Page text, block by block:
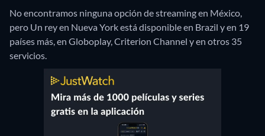
No encontramos ninguna opción de streaming en México,
pero Un rey en Nueva York está disponible en Brazil y en 19
países más, en Globoplay, Criterion Channel y en otros 35
servicios.